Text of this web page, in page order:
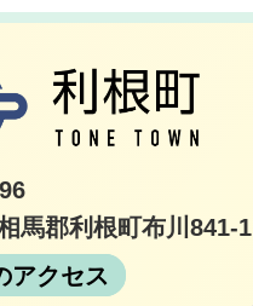
馬郡利根町布川841-1
アクセス